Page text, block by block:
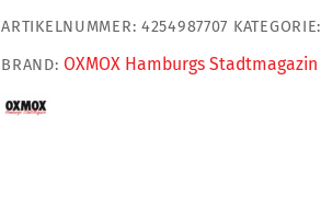
ARTIKELNUMMER:4254987707 KATEGORIE:
BRAND: OXMOX Hamburgs Stadtmagazin